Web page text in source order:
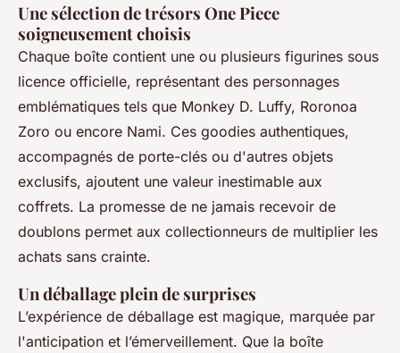
Une sélection de trésors One Piece
soigneusement choisis
Chaque boîte contient une ou plusieurs figurines sous
licence officielle, représentant des personnages
emblématiques tels que Monkey D. Luffy, Roronoa
Zoro ou encore Nami. Ces goodies authentiques,
accompagnés de porte-clés ou d'autres objets
exclusifs, ajoutent une valeur inestimable aux
coffrets. La promesse de ne jamais recevoir de
doublons permet aux collectionneurs de multiplier les
achats sans crainte.
Un déballage plein de surprises
L’expérience de déballage est magique, marquée par
l'anticipation et l’émerveillement. Que la boîte